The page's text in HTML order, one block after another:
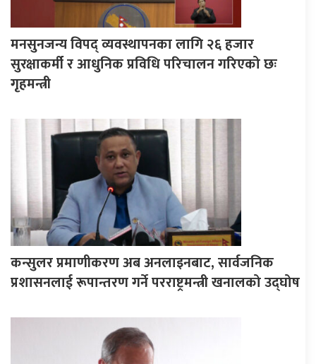
मनसुनजन्य विपद् व्यवस्थापनका लागि २६ हजार
सुरक्षाकर्मी र आधुनिक प्रविधि परिचालन गरिएको छः
गृहमन्त्री
कन्सुलर प्रमाणीकरण अब अनलाइनबाट, सार्वजनिक
प्रशासनलाई रूपान्तरण गर्ने परराष्ट्रमन्त्री खनालको उद्घोष